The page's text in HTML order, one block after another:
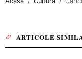
ARTICOLE